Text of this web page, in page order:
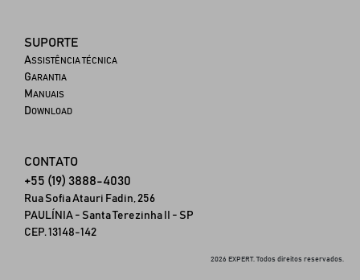
SUPORTE
ASSISTÊNCIA TÉCNICA
GARANTIA
MANUAIS
DOWNLOAD
CONTATO
+55 (19) 3888-4030
Rua Sofia Atauri Fadin, 256
PAULÍNIA - Santa Terezinha II - SP
CEP. 13148-142
2026 EXPERT. Todos direitos reservados.